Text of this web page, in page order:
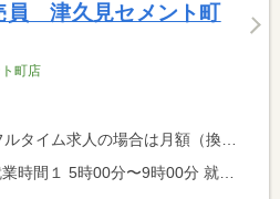
員 津久見セメント町
町店
（換算額）、パート求人の場合は時間額を表示しています。